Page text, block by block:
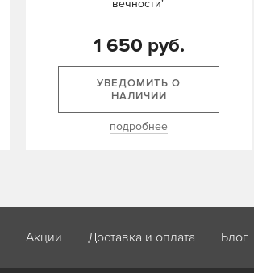
вечности"
1 650 руб.
УВЕДОМИТЬ О
НАЛИЧИИ
подробнее
Акции Доставка и оплата Блог